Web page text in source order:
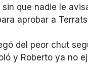
que nadie le
aprobar a
del peor chut
y Roberto ya no